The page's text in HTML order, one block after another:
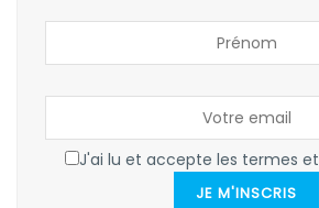
J'ai lu et accepte les termes
JE M'INSCRIS